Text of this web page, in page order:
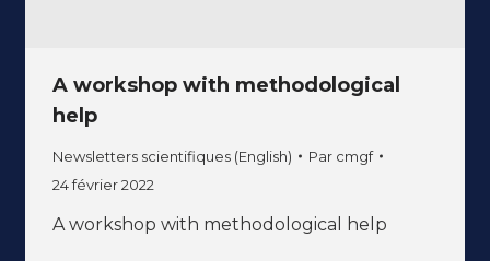
A workshop with methodological
help
Newsletters scientifiques (English) Par cmgf
24 février 2022
A workshop with methodological help